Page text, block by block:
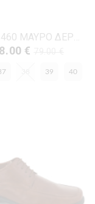
LADY 2460 ΜΑΥΡΟ ΔΕΡΜΑ
€
39 40